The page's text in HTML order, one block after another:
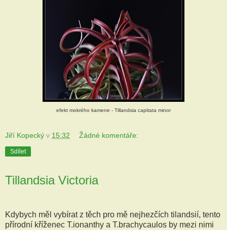
efekt mokrého kamene - Tillandsia capitata minor
Jiří Kopecký v 15:32 Žádné komentáře:
Sdílet
Tillandsia Victoria
Kdybych měl vybírat z těch pro mě nejhezčích tilandsií, tento
přírodní kříženec T.ionanthy a T.brachycaulos by mezi nimi